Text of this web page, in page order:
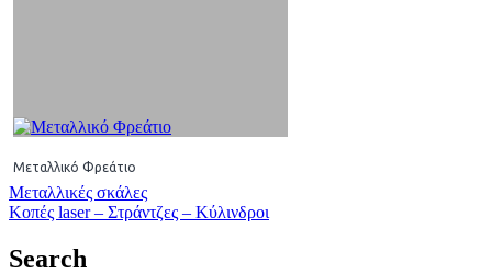
Μεταλλικό Φρεάτιο
Πλοήγηση
άρθρων
Μεταλλικές σκάλες
Κοπές laser – Στράντζες – Κύλινδροι
Search